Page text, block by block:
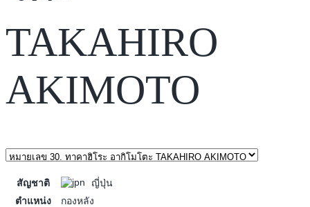
TAKAHIRO
AKIMOTO
สัญชาติ
ญี่ปุ่น
ตำแหน่ง
กองหลัง